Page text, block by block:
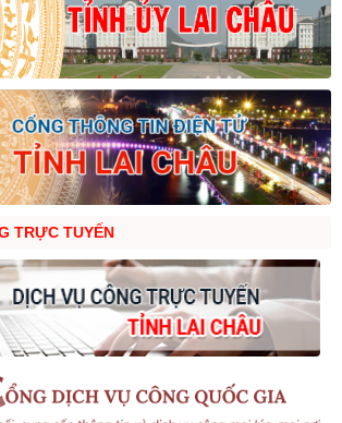
TRỰC TUYẾN